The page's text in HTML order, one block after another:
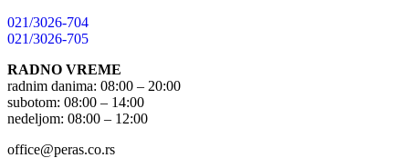
021/3026-704
021/3026-705
RADNO VREME
radnim danima: 08:00 – 20:00
subotom: 08:00 – 14:00
nedeljom: 08:00 – 12:00
office@peras.co.rs